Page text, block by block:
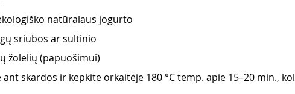
natūralaus jogurto
sriubos ar sultinio
žolelių (papuošimui)
ant skardos ir kepkite orkaitėje 180 °C temp. apie 15–20 min., kol